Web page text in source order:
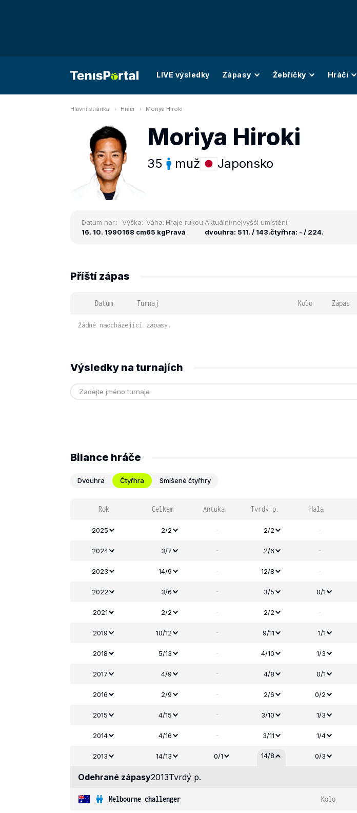
LIVE výsledky Zápasy Žebříčky Hráči
Hlavní stránka Hráči Moriya Hiroki
Moriya Hiroki
35 muž Japonsko
Datum nar.:
16. 10. 1990
Výška:
168 cm
Váha:
65 kg
Hraje rukou:
Pravá
Aktuální/nejvyšší umístění:
dvouhra: 511. / 143.čtyřhra: - / 224.
Příští zápas
Datum Turnaj Kolo Zápas
Žádné nadcházející zápasy.
Výsledky na turnajích
Bilance hráče
Dvouhra Čtyřhra Smíšené čtyřhry
Rok Celkem Antuka Tvrdý p. Hala
2025 2/2 - 2/2 -
2024 3/7 - 2/6 -
2023 14/9 - 12/8 -
2022 3/6 - 3/5 0/1
2021 2/2 - 2/2 -
2019 10/12 - 9/11 1/1
2018 5/13 - 4/10 1/3
2017 4/9 - 4/8 0/1
2016 2/9 - 2/6 0/2
2015 4/15 - 3/10 1/3
2014 4/16 - 3/11 1/4
2013 14/13 0/1 14/8 0/3
Odehrané zápasy2013Tvrdý p.
Melbourne challenger Kolo